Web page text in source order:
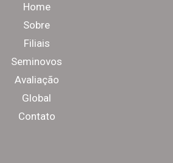
Home
Sobre
Filiais
Seminovos
Avaliação
Global
Contato